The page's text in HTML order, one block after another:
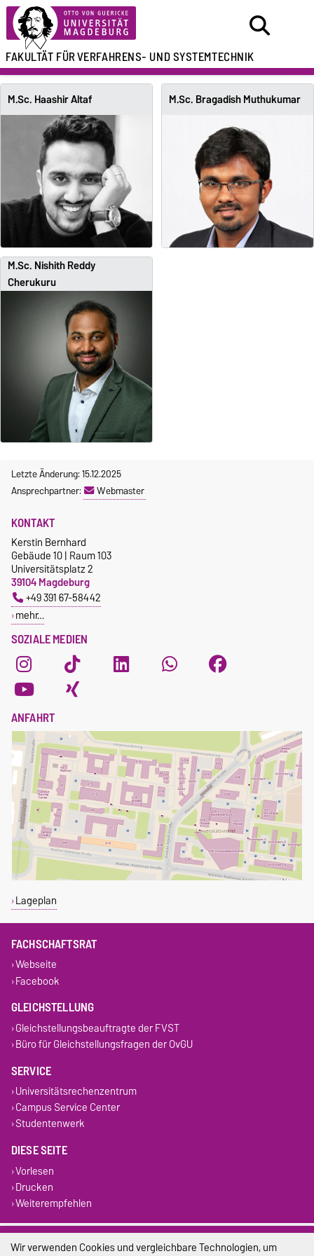
FAKULTÄT FÜRVERFAHRENS- UND SYSTEMTECHNIK
M.Sc. Haashir Altaf M.Sc. Bragadish Muthukumar
M.Sc. Nishith Reddy
Cherukuru
Letzte Änderung: 15.12.2025
Ansprechpartner:
Webmaster
SOZIALE MEDIEN
KONTAKT
Kerstin Bernhard
Gebäude 10 | Raum 103
Universitätsplatz 2
39104 Magdeburg
+49 391 67-58442
mehr…
ANFAHRT
Lageplan
FACHSCHAFTSRAT
Webseite
Facebook
GLEICHSTELLUNG
Gleichstellungsbeauftragte der FVST
Büro für Gleichstellungsfragen der OvGU
SERVICE
Universitätsrechenzentrum
Campus Service Center
Studentenwerk
DIESE SEITE
Vorlesen
Drucken
Weiterempfehlen
Impressum
Wir verwenden Cookies und vergleichbare Technologien, um